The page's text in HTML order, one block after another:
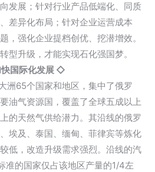
发展；针对行业产品低端化、同质
差异化布局；针对企业运营成本
，强化企业提档创优、挖潜增效。
型升级，才能实现石化强国梦。
国际化发展◇
洲65个国家和地区，集中了俄罗
油气资源国，覆盖了全球五成以上
的天然气供给潜力。其沿线的俄罗
埃及、泰国、缅甸、菲律宾等炼化
低，改造升级需求强烈。沿线的汽
准的国家仅占该地区产量的1/4左